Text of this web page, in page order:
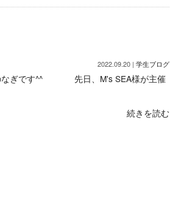
2022.09.20 | 学生ブログ
なぎです^^ 先日、M's SEA様が主催
続きを読む